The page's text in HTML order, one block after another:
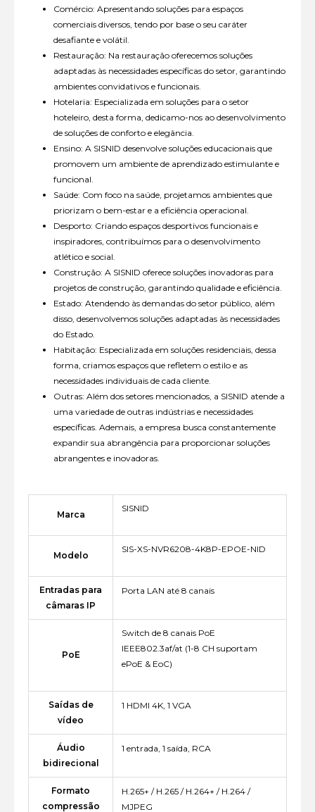
Comércio: Apresentando soluções para espaços
comerciais diversos, tendo por base o seu caráter
desafiante e volátil.
Restauração: Na restauração oferecemos soluções
adaptadas às necessidades específicas do setor, garantindo
ambientes convidativos e funcionais.
Hotelaria: Especializada em soluções para o setor
hoteleiro, desta forma, dedicamo-nos ao desenvolvimento
de soluções de conforto e elegância.
Ensino: A SISNID desenvolve soluções educacionais que
promovem um ambiente de aprendizado estimulante e
funcional.
Saúde: Com foco na saúde, projetamos ambientes que
priorizam o bem-estar e a eficiência operacional.
Desporto: Criando espaços desportivos funcionais e
inspiradores, contribuímos para o desenvolvimento
atlético e social.
Construção: A SISNID oferece soluções inovadoras para
projetos de construção, garantindo qualidade e eficiência.
Estado: Atendendo às demandas do setor público, além
disso, desenvolvemos soluções adaptadas às necessidades
do Estado.
Habitação: Especializada em soluções residenciais, dessa
forma, criamos espaços que refletem o estilo e as
necessidades individuais de cada cliente.
Outras: Além dos setores mencionados, a SISNID atende a
uma variedade de outras indústrias e necessidades
específicas. Ademais, a empresa busca constantemente
expandir sua abrangência para proporcionar soluções
abrangentes e inovadoras.
Marca
SISNID
Modelo
SIS-XS-NVR6208-4K8P-EPOE-NID
Entradas para
câmaras IP
Porta LAN até 8 canais
PoE
Switch de 8 canais PoE
IEEE802.3af/at (1-8 CH suportam
ePoE & EoC)
Saídas de
vídeo
1 HDMI 4K, 1 VGA
Áudio
bidirecional
1 entrada, 1 saída, RCA
Formato
compressão
H.265+ / H.265 / H.264+ / H.264 /
MJPEG